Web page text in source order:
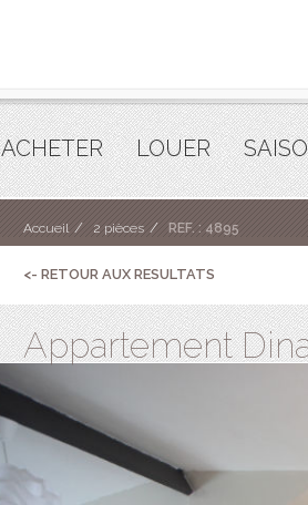
ACHETER LOUER
Accueil 2 pièces REF. : 4895
<- RETOUR AUX RESULTATS
Appartement